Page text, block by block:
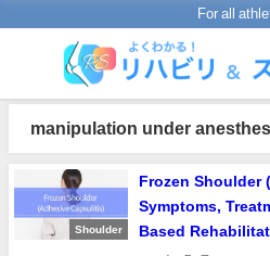
For all
manipulation under
Shoulder
Frozen Shoulder
Symptoms,
Based